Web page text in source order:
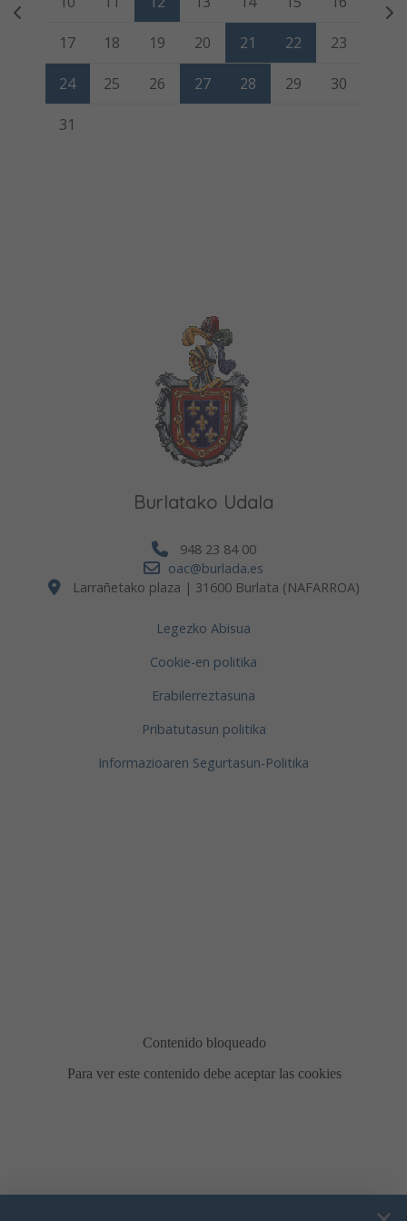
17 18 19 20 21 22 23
24 25 26 27 28 29 30
31
Burlatako Udala
948 23 84 00
oac@burlada.es
Larrañetako plaza | 31600 Burlata (NAFARROA)
Legezko Abisua
Cookie-en politika
Erabilerreztasuna
Pribatutasun politika
Informazioaren Segurtasun-Politika